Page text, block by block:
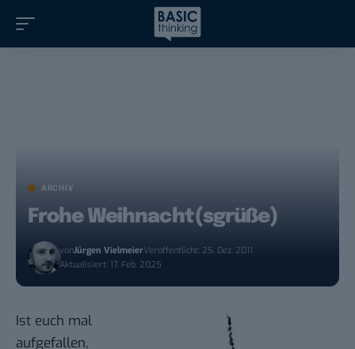
ARCHIV
Frohe Weihnacht(sgrüße)
vonJürgen VielmeierVeröffentlicht: 25. Dez. 2011
Aktualisiert: 17. Feb. 2025
Ist euch mal
aufgefallen,